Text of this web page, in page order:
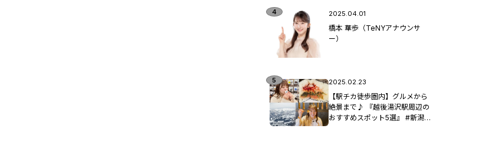
2025.04.01
橋本 華歩（TeNYアナウンサ
ー）
2025.02.23
【駅チカ徒歩圏内】グルメから
絶景まで♪ 『越後湯沢駅周辺の
おすすめスポット5選』 #新潟観